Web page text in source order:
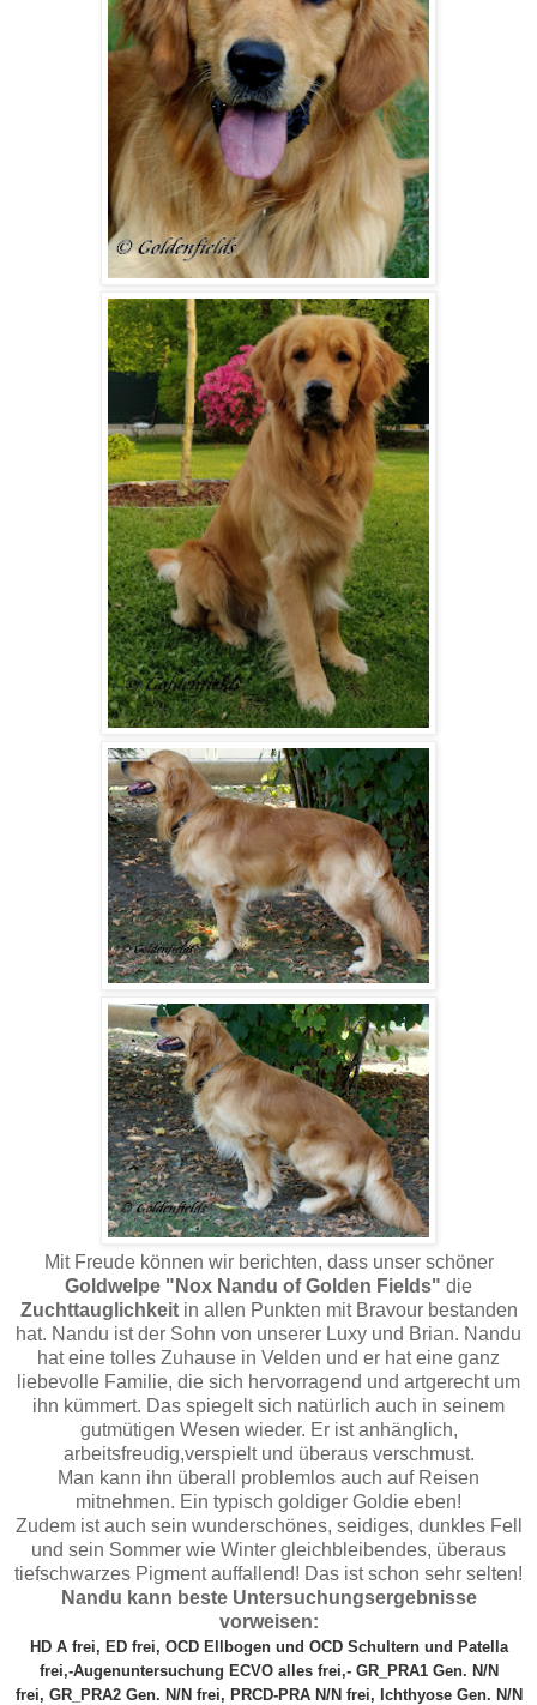
Mit Freude können wir berichten, dass unser schöner
Goldwelpe "Nox Nandu of Golden Fields" die
Zuchttauglichkeit in allen Punkten mit Bravour bestanden
hat. Nandu ist der Sohn von unserer Luxy und Brian. Nandu
hat eine tolles Zuhause in Velden und er hat eine ganz
liebevolle Familie, die sich hervorragend und artgerecht um
ihn kümmert. Das spiegelt sich natürlich auch in seinem
gutmütigen Wesen wieder. Er ist anhänglich,
arbeitsfreudig,verspielt und überaus verschmust.
Man kann ihn überall problemlos auch auf Reisen
mitnehmen. Ein typisch goldiger Goldie eben!
Zudem ist auch sein wunderschönes, seidiges, dunkles Fell
und sein Sommer wie Winter gleichbleibendes, überaus
tiefschwarzes Pigment auffallend! Das ist schon sehr selten!
Nandu kann beste Untersuchungsergebnisse
vorweisen:
HD A frei, ED frei, OCD Ellbogen und OCD Schultern und Patella
frei,-Augenuntersuchung ECVO alles frei,- GR_PRA1 Gen. N/N
frei, GR_PRA2 Gen. N/N frei, PRCD-PRA N/N frei, Ichthyose Gen. N/N